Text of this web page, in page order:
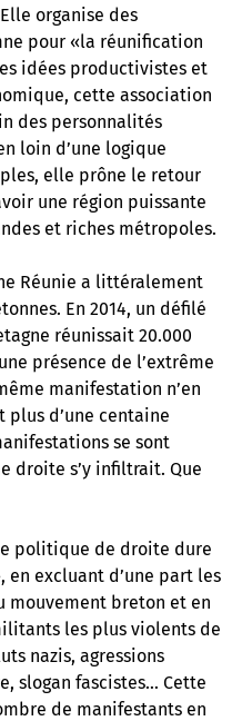
organise des
pour «la réunification
idées productivistes et
cette association
des personnalités
loin d’une logique
elle prône le retour
une région puissante
et riches métropoles.
Réunie a littéralement
En 2014, un défilé
réunissait 20.000
présence de l’extrême
manifestation n’en
plus d’une centaine
se sont
droite s’y infiltrait. Que
politique de droite dure
en excluant d’une part les
mouvement breton et en
les plus violents de
nazis, agressions
slogan fascistes… Cette
de manifestants en